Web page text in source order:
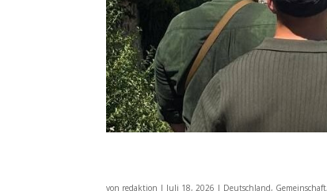
von redaktion | Juli 18, 2026 | Deutschland, Gemeinschaft,